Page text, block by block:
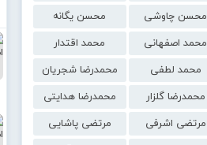
محسن چاوشی
محسن یگانه
محمد اصفهانی
محمد اقتدار
محمد لطفی
محمدرضا شجریان
محمدرضا گلزار
محمدرضا هدایتی
مرتضی اشرفی
مرتضی پاشایی